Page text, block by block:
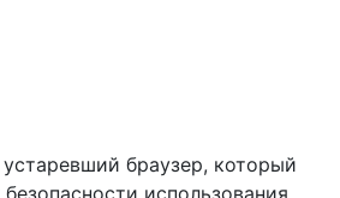
браузер, который